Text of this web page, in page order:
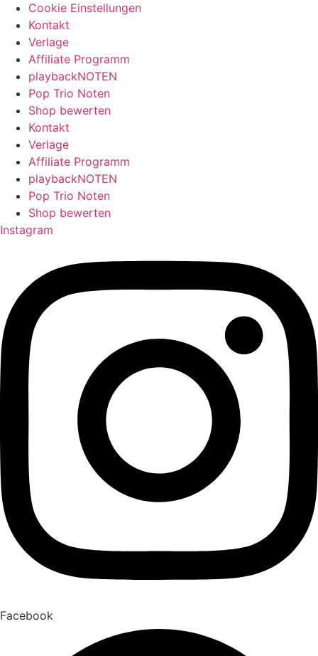
Cookie Einstellungen
Kontakt
Verlage
Affiliate Programm
playbackNOTEN
Pop Trio Noten
Shop bewerten
Kontakt
Verlage
Affiliate Programm
playbackNOTEN
Pop Trio Noten
Shop bewerten
Instagram
Facebook